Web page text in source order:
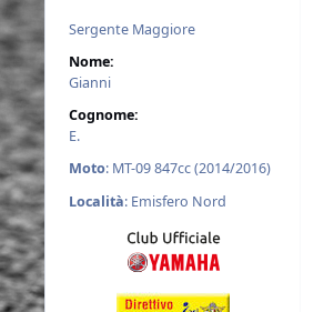
Sergente Maggiore
Nome:
Gianni
Cognome:
E.
Moto: MT-09 847cc (2014/2016)
Località: Emisfero Nord